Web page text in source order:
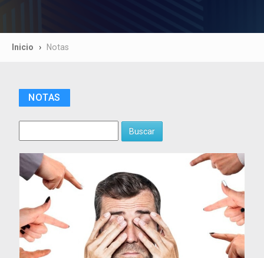
Inicio Notas
NOTAS
Buscar